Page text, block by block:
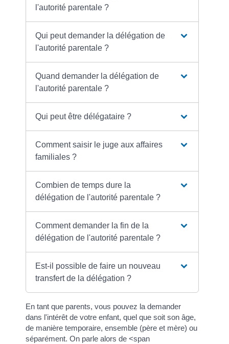
l'autorité parentale ?
Qui peut demander la délégation de
l'autorité parentale ?
Quand demander la délégation de
l'autorité parentale ?
Qui peut être délégataire ?
Comment saisir le juge aux affaires
familiales ?
Combien de temps dure la
délégation de l'autorité parentale ?
Comment demander la fin de la
délégation de l'autorité parentale ?
Est-il possible de faire un nouveau
transfert de la délégation ?
En tant que parents, vous pouvez la demander
dans l'intérêt de votre enfant, quel que soit son âge,
de manière temporaire, ensemble (père et mère) ou
séparément. On parle alors de <span